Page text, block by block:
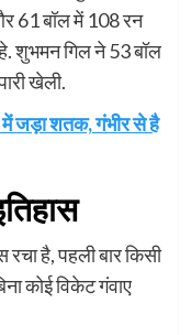
61 बॉल में 108 रन
शुभमन गिल ने 53 बॉल
खेली.
में जड़ा शतक, गंभीर से है
है, पहली बार किसी
कोई विकेट गंवाए